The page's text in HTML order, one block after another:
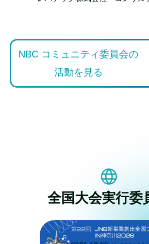
NBC コミュニティ委員会の
活動を見る
全国大会実行委